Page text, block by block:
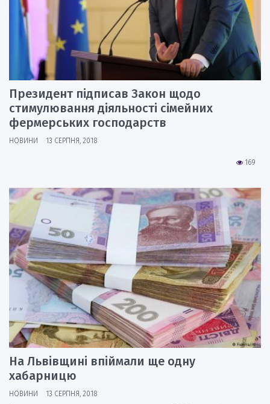
Президент підписав Закон щодо
стимулювання діяльності сімейних
фермерських господарств
НОВИНИ 13 СЕРПНЯ, 2018
169
На Львівщині впіймали ще одну
хабарницю
НОВИНИ 13 СЕРПНЯ, 2018